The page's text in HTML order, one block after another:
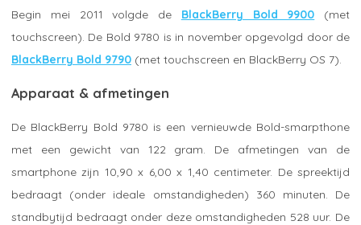
Begin mei 2011 volgde de BlackBerry Bold 9900 (met
touchscreen). De Bold 9780 is in november opgevolgd door de
BlackBerry Bold 9790 (met touchscreen en BlackBerry OS 7).
Apparaat & afmetingen
De BlackBerry Bold 9780 is een vernieuwde Bold-smarpthone
met een gewicht van 122 gram. De afmetingen van de
smartphone zijn 10,90 x 6,00 x 1,40 centimeter. De spreektijd
bedraagt (onder ideale omstandigheden) 360 minuten. De
standbytijd bedraagt onder deze omstandigheden 528 uur. De